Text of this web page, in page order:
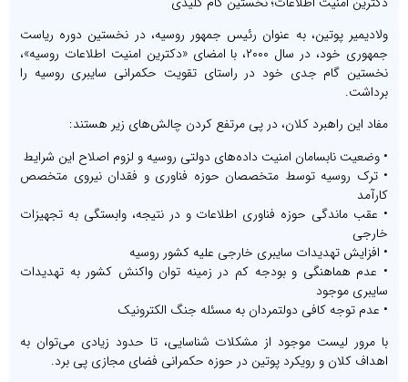
ولادیمیر پوتین، به عنوان رئیس جمهور روسیه، در نخستین دوره ریاست
جمهوری خود، در سال ۲۰۰۰، با امضای «دکترین امنیت اطلاعات روسیه»،
نخستین گام جدی خود در راستای تقویت حکمرانی سایبری روسیه را
برداشت.
مفاد این راهبرد کلان، در پی مرتفع کردن چالش‌های زیر هستند:
• وضعیت نابسامان امنیت داده‌های دولتی روسیه و لزوم اصلاح این شرایط
• ترک روسیه توسط متخصصان حوزه فناوری و فقدان نیروی متخصص
کارآمد
• عقب ماندگی حوزه فناوری اطلاعات و در نتیجه، وابستگی به تجهیزات
خارجی
• افزایش تهدیدات سایبری خارجی علیه کشور روسیه
• عدم هماهنگی و بودجه کم در زمینه توان واکنش کشور به تهدیدات
سایبری موجود
• عدم توجه کافی دولتمردان به مسئله جنگ الکترونیک
با مرور لیست موجود از مشکلات شناسایی، تا حدود زیادی می‌توان به
اهداف کلان و رویکرد پوتین در حوزه حکمرانی فضای مجازی پی برد.